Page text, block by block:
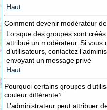
Haut
Comment devenir modérateur
Lorsque des groupes sont
attribué un modérateur. Si vous
d’utilisateurs, contactez
envoyant un message privé.
Haut
Pourquoi certains groupes
couleur différente?
L’administrateur peut attribuer